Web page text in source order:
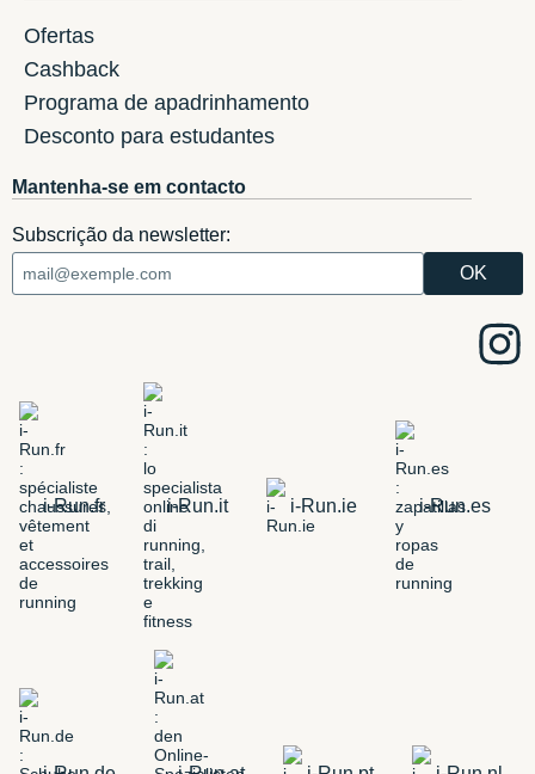
Ofertas
Cashback
Programa de apadrinhamento
Desconto para estudantes
Mantenha-se em contacto
Subscrição da newsletter:
i-Run.fr i-Run.it i-Run.ie i-Run.es